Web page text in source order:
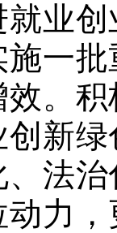
业
一
。
新
法
力